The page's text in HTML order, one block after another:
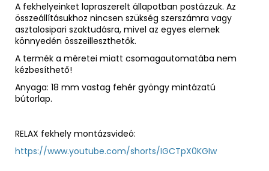
A fekhelyeinket lapraszerelt állapotban postázzuk. Az
összeállításukhoz nincsen szükség szerszámra vagy
asztalosipari szaktudásra, mivel az egyes elemek
könnyedén összeilleszthetők.
A termék a méretei miatt csomagautomatába nem
kézbesíthető!
Anyaga: 18 mm vastag fehér gyöngy mintázatú
bútorlap.
RELAX fekhely montázsvideó:
https://www.youtube.com/shorts/IGCTpX0KGIw